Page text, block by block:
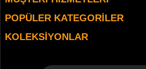
POPÜLER KATEGORILER
KOLEKSIYONLAR